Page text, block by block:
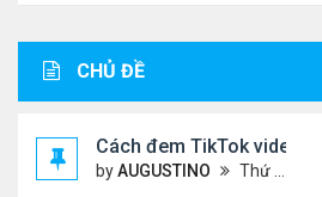
CHỦ ĐỀ
Cách đem TikTok video
byAUGUSTINO Thứ 4 Tháng 11 11, 2020 11:44 am